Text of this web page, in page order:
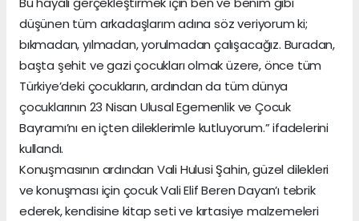
düşünen tüm arkadaşlarım adına söz veriyorum ki;
bıkmadan, yılmadan, yorulmadan çalışacağız. Buradan,
başta şehit ve gazi çocukları olmak üzere, önce tüm
Türkiye’deki çocukların, ardından da tüm dünya
çocuklarının 23 Nisan Ulusal Egemenlik ve Çocuk
Bayramı’nı en içten dileklerimle kutluyorum.” ifadelerini
kullandı.
Konuşmasının ardından Vali Hulusi Şahin, güzel dilekleri
ve konuşması için çocuk Vali Elif Beren Dayan’ı tebrik
ederek, kendisine kitap seti ve kırtasiye malzemeleri